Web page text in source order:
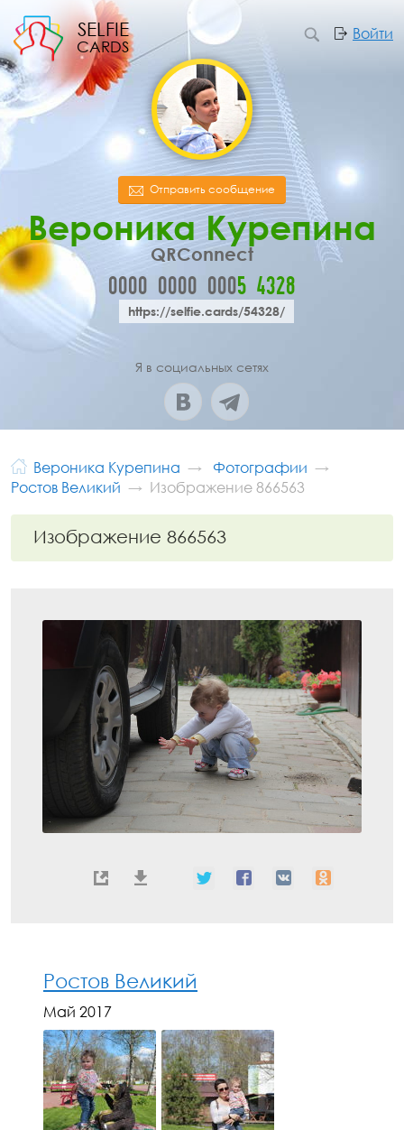
SELFIE
CARDS
Войти
Отправить сообщение
Вероника Курепина
QRConnect
0000 0000 0005 4328
https://selfie.cards/54328/
Я в социальных сетях
Вероника Курепина
Фотографии
Ростов Великий
Изображение 866563
Изображение 866563
Ростов Великий
Май 2017